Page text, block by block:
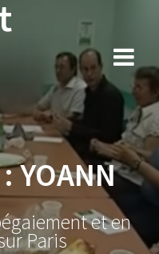
:YOANN
et en
Paris